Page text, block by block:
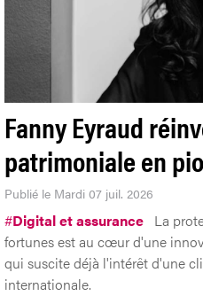
Fanny Eyraud
patrimoniale en
Publié le Mardi 07 juil. 2026
#Digital et assurance La
fortunes est au cœur d'une
qui suscite déjà l'intérêt d'une
internationale.